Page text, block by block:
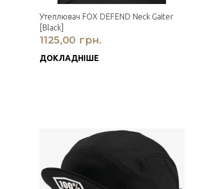
Утеплювач FOX DEFEND Neck Gaiter
[Black]
1125,00 грн.
ДОКЛАДНІШЕ